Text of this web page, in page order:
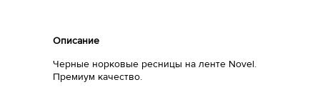
Описание
Черные норковые ресницы на ленте Novel.
Премиум качество.